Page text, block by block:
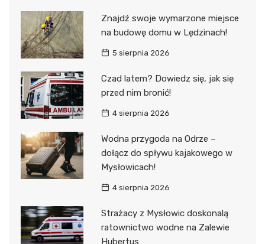
Znajdź swoje wymarzone miejsce
na budowę domu w Lędzinach!
5 sierpnia 2026
Czad latem? Dowiedz się, jak się
przed nim bronić!
4 sierpnia 2026
Wodna przygoda na Odrze –
dołącz do spływu kajakowego w
Mysłowicach!
4 sierpnia 2026
Strażacy z Mysłowic doskonalą
ratownictwo wodne na Zalewie
Hubertus